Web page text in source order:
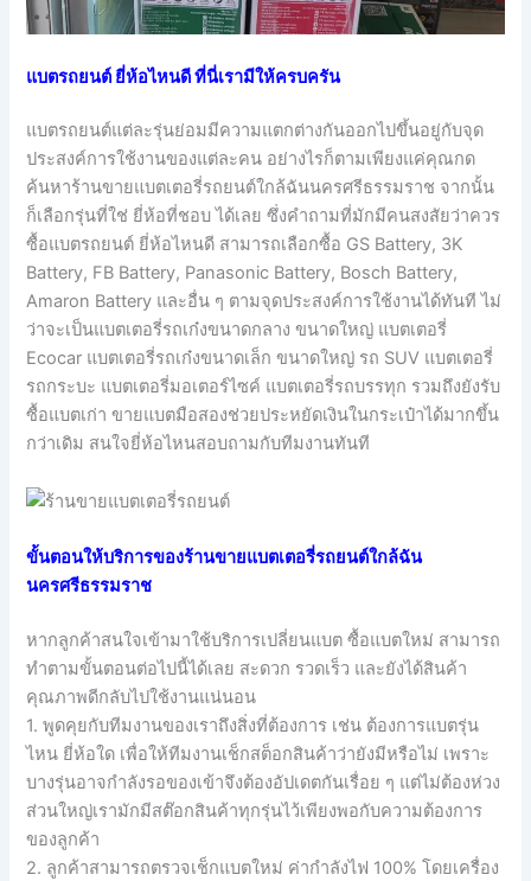
แบตรถยนต์ ยี่ห้อไหนดี ที่นี่เรามีให้ครบครัน
แบตรถยนต์แต่ละรุ่นย่อมมีความแตกต่างกันออกไปขึ้นอยู่กับจุด
ประสงค์การใช้งานของแต่ละคน อย่างไรก็ตามเพียงแค่คุณกด
ค้นหาร้านขายแบตเตอรี่รถยนต์ใกล้ฉันนครศรีธรรมราช จากนั้น
ก็เลือกรุ่นที่ใช่ ยี่ห้อที่ชอบ ได้เลย ซึ่งคำถามที่มักมีคนสงสัยว่าควร
ซื้อแบตรถยนต์ ยี่ห้อไหนดี สามารถเลือกซื้อ GS Battery, 3K
Battery, FB Battery, Panasonic Battery, Bosch Battery,
Amaron Battery และอื่น ๆ ตามจุดประสงค์การใช้งานได้ทันที ไม่
ว่าจะเป็นแบตเตอรี่รถเก๋งขนาดกลาง ขนาดใหญ่ แบตเตอรี่
Ecocar แบตเตอรี่รถเก๋งขนาดเล็ก ขนาดใหญ่ รถ SUV แบตเตอรี่
รถกระบะ แบตเตอรี่มอเตอร์ไซค์ แบตเตอรี่รถบรรทุก รวมถึงยังรับ
ซื้อแบตเก่า ขายแบตมือสองช่วยประหยัดเงินในกระเป๋าได้มากขึ้น
กว่าเดิม สนใจยี่ห้อไหนสอบถามกับทีมงานทันที
ขั้นตอนให้บริการของร้านขายแบตเตอรี่รถยนต์ใกล้ฉัน
นครศรีธรรมราช
หากลูกค้าสนใจเข้ามาใช้บริการเปลี่ยนแบต ซื้อแบตใหม่ สามารถ
ทำตามขั้นตอนต่อไปนี้ได้เลย สะดวก รวดเร็ว และยังได้สินค้า
คุณภาพดีกลับไปใช้งานแน่นอน
1. พูดคุยกับทีมงานของเราถึงสิ่งที่ต้องการ เช่น ต้องการแบตรุ่น
ไหน ยี่ห้อใด เพื่อให้ทีมงานเช็กสต็อกสินค้าว่ายังมีหรือไม่ เพราะ
บางรุ่นอาจกำลังรอของเข้าจึงต้องอัปเดตกันเรื่อย ๆ แต่ไม่ต้องห่วง
ส่วนใหญ่เรามักมีสต๊อกสินค้าทุกรุ่นไว้เพียงพอกับความต้องการ
ของลูกค้า
2. ลูกค้าสามารถตรวจเช็กแบตใหม่ ค่ากำลังไฟ 100% โดยเครื่อง